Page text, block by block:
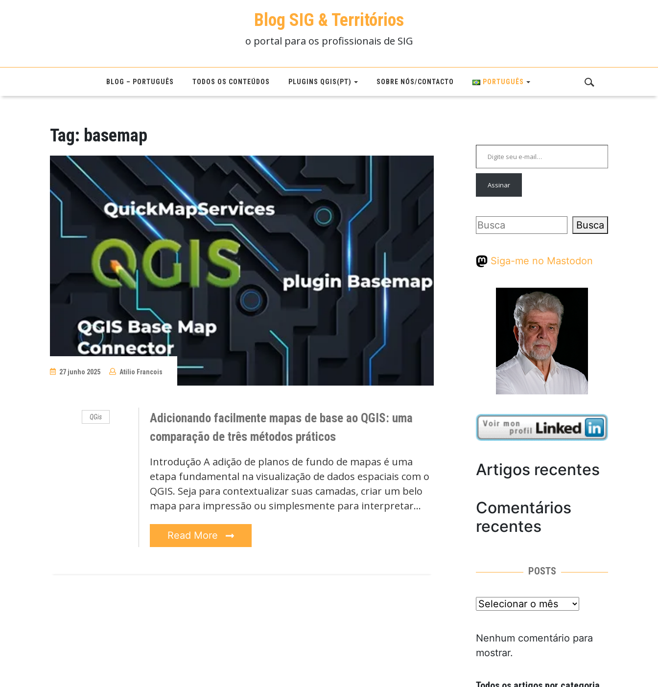
Blog SIG & Territórios
o portal para os profissionais de SIG
BLOG – PORTUGUÊS TODOS OS CONTEÚDOS PLUGINS QGIS(PT) SOBRE NÓS/CONTACTO PORTUGUÊS
Tag: basemap
27 junho 2025 Atilio Francois
No
QGis
Adicionando facilmente mapas de base ao QGIS: uma
comparação de três métodos práticos
Introdução A adição de planos de fundo de mapas é uma
etapa fundamental na visualização de dados espaciais com o
QGIS. Seja para contextualizar suas camadas, criar um belo
mapa para impressão ou simplesmente para interpretar…
Read More
Digite seu e-mail…
Assinar
Pesquisar Busca
Siga-me no Mastodon
Artigos recentes
Comentários
recentes
POSTS
posts
Nenhum comentário para
mostrar.